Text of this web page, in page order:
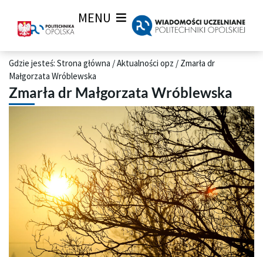
MENU
Gdzie jesteś: Strona główna /Aktualności opz / Zmarła dr
Małgorzata Wróblewska
Zmarła dr Małgorzata Wróblewska